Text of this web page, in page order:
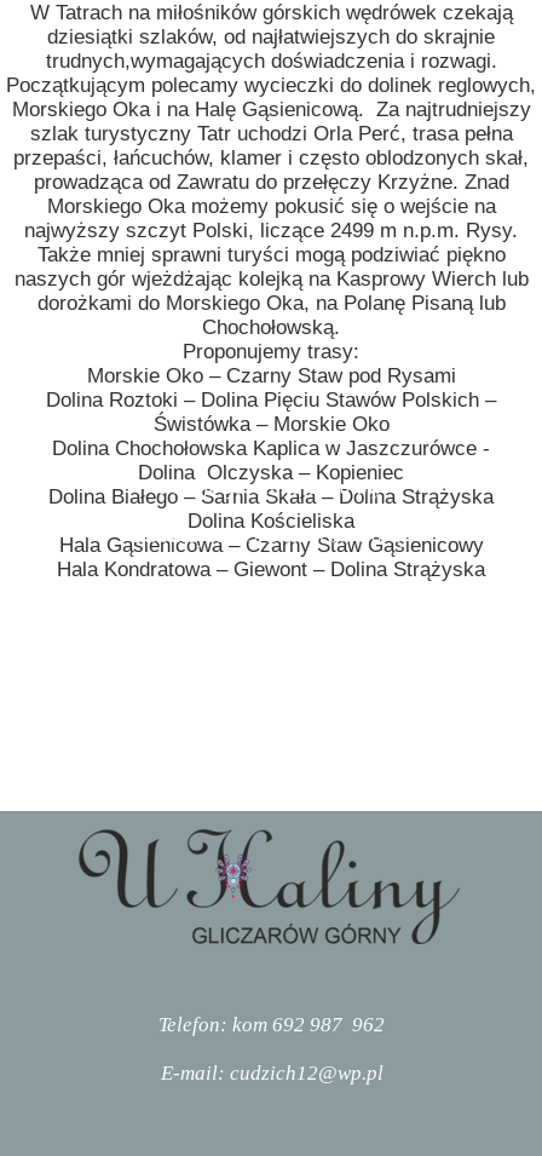
Telefon: kom 692 987 962
E-mail: cudzich12@wp.pl
Pokoje gościnne U Haliny
Ul. Jurzyste 39 Gliczarów Górny
34-425 Biały Dunajec
W Tatrach na miłośników górskich wędrówek czekają
dziesiątki szlaków, od najłatwiejszych do skrajnie
trudnych,wymagających doświadczenia i rozwagi.
Początkującym polecamy wycieczki do dolinek reglowych,
Morskiego Oka i na Halę Gąsienicową. Za najtrudniejszy
szlak turystyczny Tatr uchodzi Orla Perć, trasa pełna
przepaści, łańcuchów, klamer i często oblodzonych skał,
prowadząca od Zawratu do przełęczy Krzyżne. Znad
Morskiego Oka możemy pokusić się o wejście na
najwyższy szczyt Polski, liczące 2499 m n.p.m. Rysy.
Także mniej sprawni turyści mogą podziwiać piękno
naszych gór wjeżdżając kolejką na Kasprowy Wierch lub
dorożkami do Morskiego Oka, na Polanę Pisaną lub
Chochołowską.
Proponujemy trasy:
Morskie Oko – Czarny Staw pod Rysami
Dolina Roztoki – Dolina Pięciu Stawów Polskich –
Świstówka – Morskie Oko
Dolina Chochołowska Kaplica w Jaszczurówce -
Dolina Olczyska – Kopieniec
Dolina Białego – Sarnia Skała – Dolina Strążyska
Dolina Kościeliska
Hala Gąsienicowa – Czarny Staw Gąsienicowy
Hala Kondratowa – Giewont – Dolina Strążyska